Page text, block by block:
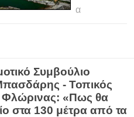
α
Συμβούλιο
- Τοπικός
«Πως θα
στα 130 μέτρα από τα